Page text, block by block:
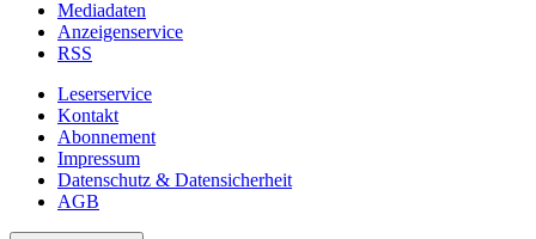
Mediadaten
Anzeigenservice
RSS
Leserservice
Kontakt
Abonnement
Impressum
Datenschutz & Datensicherheit
AGB